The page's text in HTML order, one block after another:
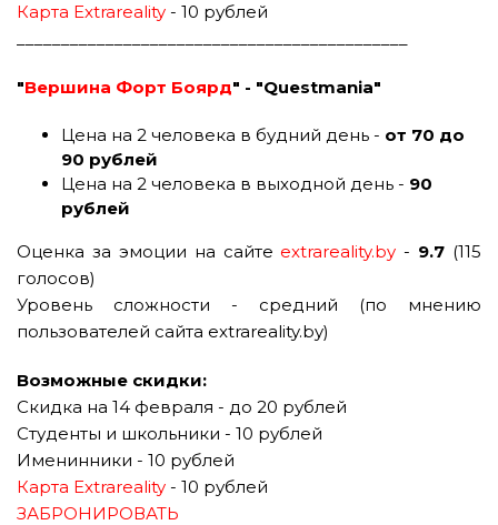
Карта Extrareality - 10 рублей
"Вершина Форт Боярд" - "Questmania"
Цена на 2 человека в будний день - от 70 до
90 рублей
Цена на 2 человека в выходной день - 90
рублей
Оценка за эмоции на сайте extrareality.by - 9.7 (115
голосов)
Уровень сложности - средний (по мнению
пользователей сайта extrareality.by)
Возможные скидки:
Скидка на 14 февраля - до 20 рублей
Студенты и школьники - 10 рублей
Именинники - 10 рублей
Карта Extrareality - 10 рублей
ЗАБРОНИРОВАТЬ